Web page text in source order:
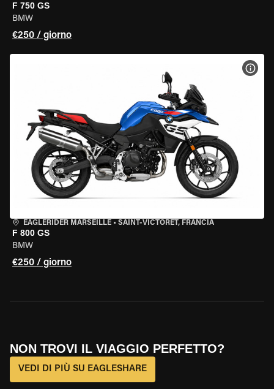
F 750 GS
BMW
€250 / giorno
EAGLERIDER MARSEILLE • SAINT-VICTORET, FRANCIA
F 800 GS
BMW
€250 / giorno
NON TROVI IL VIAGGIO PERFETTO?
VEDI DI PIÙ SU EAGLESHARE